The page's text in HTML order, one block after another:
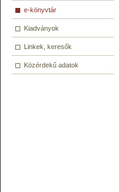
e-könyvtár
Kiadványok
Linkek, keresők
Közérdekű adatok